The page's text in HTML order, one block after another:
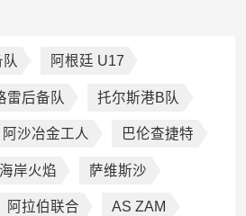
阿根廷 U17
雷后备队 托尔斯港B队
阿沙冶金工人 巴伦查捷特
岸火焰 萨维斯沙
阿拉伯联合 AS ZAM